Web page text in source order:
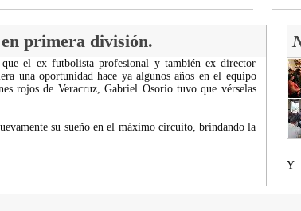
primera división.
que el ex futbolista profesional y también ex director
una oportunidad hace ya algunos años en el equipo
rojos de Veracruz, Gabriel Osorio tuvo que vérselas
su sueño en el máximo circuito, brindando la
Y